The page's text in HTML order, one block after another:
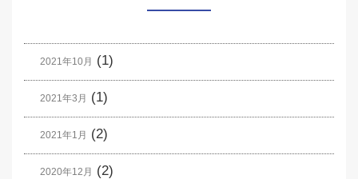
2021年10月 (1)
2021年3月 (1)
2021年1月 (2)
2020年12月 (2)